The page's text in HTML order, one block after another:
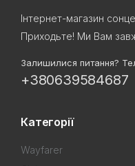
Інтернет-магазин
Приходьте! Ми Вам
Залишилися питання?
+380639584687
Категорії
Wayfarer